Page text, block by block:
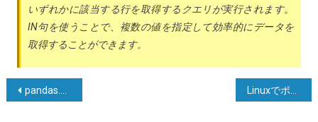
いずれかに該当する行を取得するクエリが実行されます。
IN句を使うことで、複数の値を指定して効率的にデータを
取得することができます。
投 pandas.parser.CParserError: データのトークン化エラー